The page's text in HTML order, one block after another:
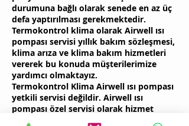
durumuna bağlı olarak senede en az üç
defa yaptırılması gerekmektedir.
Termokontrol klima olarak Airwell ısı
pompası servisi yıllık bakım sözleşmesi,
klima arıza ve klima bakım hizmetleri
vererek bu konuda müşterilerimize
yardımcı olmaktayız.
Termokontrol Klima Airwell ısı pompası
yetkili servisi değildir. Airwell ısı
pompası özel servisi olarak hizmet
vermektedir.